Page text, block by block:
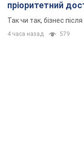
пріоритетний
приміщень
Так чи так, бізнес
4 часа назад 579